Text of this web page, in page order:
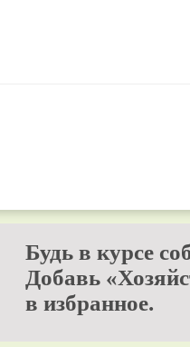
Будь в курсе
Добавь
в избранное.